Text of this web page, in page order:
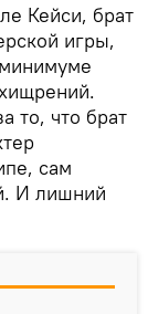
Кейси, брат
игры,
то, что брат
сам
И лишний